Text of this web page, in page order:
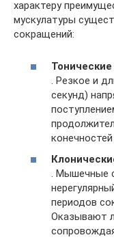
характеру
мускулатуры
сокращений:
Тонические
. Резкое и
секунд)
. Мышечные
периодов
Оказывают